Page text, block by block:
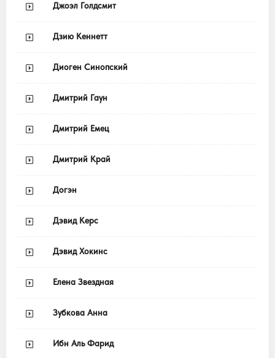
Джоэл Голдсмит
Дзию Кеннетт
Диоген Синопский
Дмитрий Гаун
Дмитрий Емец
Дмитрий Край
Догэн
Дэвид Керс
Дэвид Хокинс
Елена Звездная
Зубкова Анна
Ибн Аль Фарид